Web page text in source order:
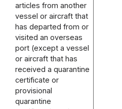
articles from another
vessel or aircraft that
has departed from or
visited an overseas
port (except a vessel
or aircraft that has
received a quarantine
certificate or
provisional
quarantine